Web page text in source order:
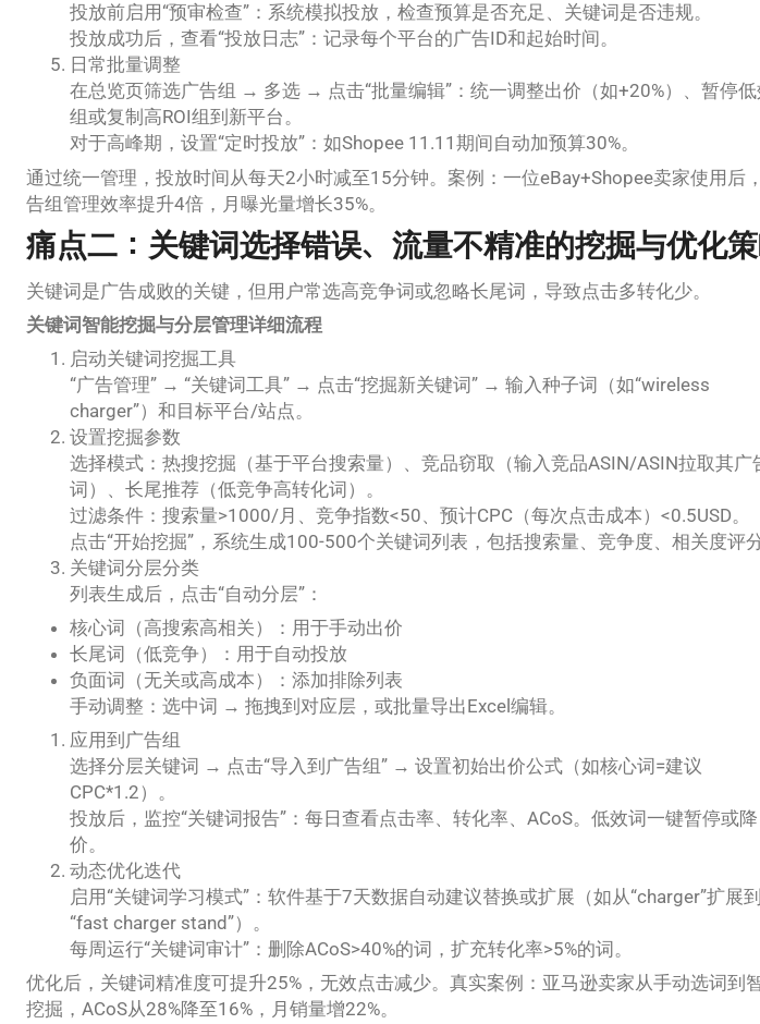
投放前启用“预审检查”：系统模拟投放，检查预算是否充足、关键词是否违规。
投放成功后，查看“投放日志”：记录每个平台的广告ID和起始时间。
日常批量调整
在总览页筛选广告组 → 多选 → 点击“批量编辑”：统一调整出价（如+20%）、暂停低
组或复制高ROI组到新平台。
对于高峰期，设置“定时投放”：如Shopee 11.11期间自动加预算30%。
通过统一管理，投放时间从每天2小时减至15分钟。案例：一位eBay+Shopee卖家使用后
告组管理效率提升4倍，月曝光量增长35%。
痛点二：关键词选择错误、流量不精准的挖掘与优化
关键词是广告成败的关键，但用户常选高竞争词或忽略长尾词，导致点击多转化少。
关键词智能挖掘与分层管理详细流程
启动关键词挖掘工具
“广告管理” → “关键词工具” → 点击“挖掘新关键词” → 输入种子词（如“wireless
charger”）和目标平台/站点。
设置挖掘参数
选择模式：热搜挖掘（基于平台搜索量）、竞品窃取（输入竞品ASIN/ASIN拉取其广
词）、长尾推荐（低竞争高转化词）。
过滤条件：搜索量>1000/月、竞争指数<50、预计CPC（每次点击成本）<0.5USD。
点击“开始挖掘”，系统生成100-500个关键词列表，包括搜索量、竞争度、相关度评分
关键词分层分类
列表生成后，点击“自动分层”：
核心词（高搜索高相关）：用于手动出价
长尾词（低竞争）：用于自动投放
负面词（无关或高成本）：添加排除列表
手动调整：选中词 → 拖拽到对应层，或批量导出Excel编辑。
应用到广告组
选择分层关键词 → 点击“导入到广告组” → 设置初始出价公式（如核心词=建议
CPC*1.2）。
投放后，监控“关键词报告”：每日查看点击率、转化率、ACoS。低效词一键暂停或降
价。
动态优化迭代
启用“关键词学习模式”：软件基于7天数据自动建议替换或扩展（如从“charger”扩展到
“fast charger stand”）。
每周运行“关键词审计”：删除ACoS>40%的词，扩充转化率>5%的词。
优化后，关键词精准度可提升25%，无效点击减少。真实案例：亚马逊卖家从手动选词到
挖掘，ACoS从28%降至16%，月销量增22%。